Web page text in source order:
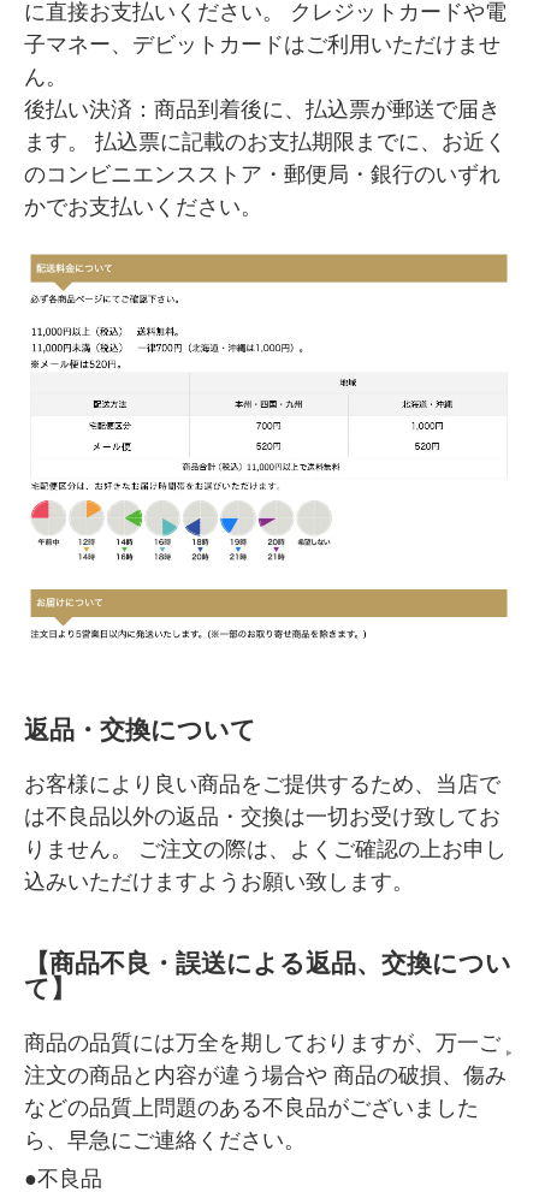
に直接お支払いください。 クレジットカードや電
子マネー、デビットカードはご利用いただけませ
ん。
後払い決済：商品到着後に、払込票が郵送で届き
ます。 払込票に記載のお支払期限までに、お近く
のコンビニエンスストア・郵便局・銀行のいずれ
かでお支払いください。
返品・交換について
お客様により良い商品をご提供するため、当店で
は不良品以外の返品・交換は一切お受け致してお
りません。 ご注文の際は、よくご確認の上お申し
込みいただけますようお願い致します。
【商品不良・誤送による返品、交換につい
て】
商品の品質には万全を期しておりますが、万一ご
注文の商品と内容が違う場合や 商品の破損、傷み
などの品質上問題のある不良品がございました
ら、早急にご連絡ください。
●不良品